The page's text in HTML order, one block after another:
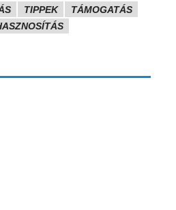
TIPPEK
TÁMOGATÁS